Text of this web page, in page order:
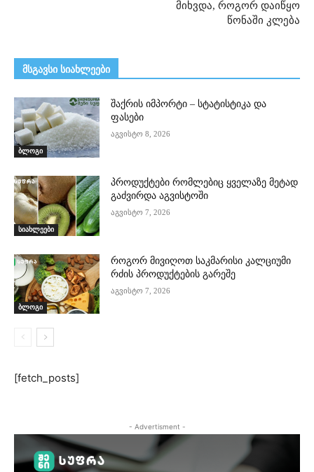
მიხვდა, როგორ დაიწყო
წონაში კლება
მსგავსი სიახლეები
ბლოგი
შაქრის იმპორტი – სტატისტიკა და
ფასები
აგვისტო 8, 2026
სიახლეები
პროდუქტები რომლებიც ყველაზე მეტად
გაძვირდა აგვისტოში
აგვისტო 7, 2026
ბლოგი
როგორ მივიღოთ საკმარისი კალციუმი
რძის პროდუქტების გარეშე
აგვისტო 7, 2026
[fetch_posts]
- Advertisment -